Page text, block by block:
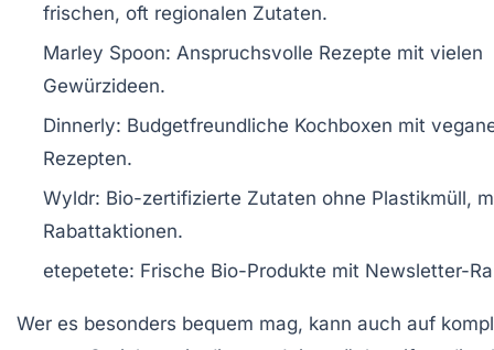
frischen, oft regionalen Zutaten.
Marley Spoon: Anspruchsvolle Rezepte mit vielen
Gewürzideen.
Dinnerly: Budgetfreundliche Kochboxen mit
Rezepten.
Wyldr: Bio-zertifizierte Zutaten ohne Plastikmüll,
Rabattaktionen.
etepetete: Frische Bio-Produkte mit Newsletter-
Wer es besonders bequem mag, kann auch auf